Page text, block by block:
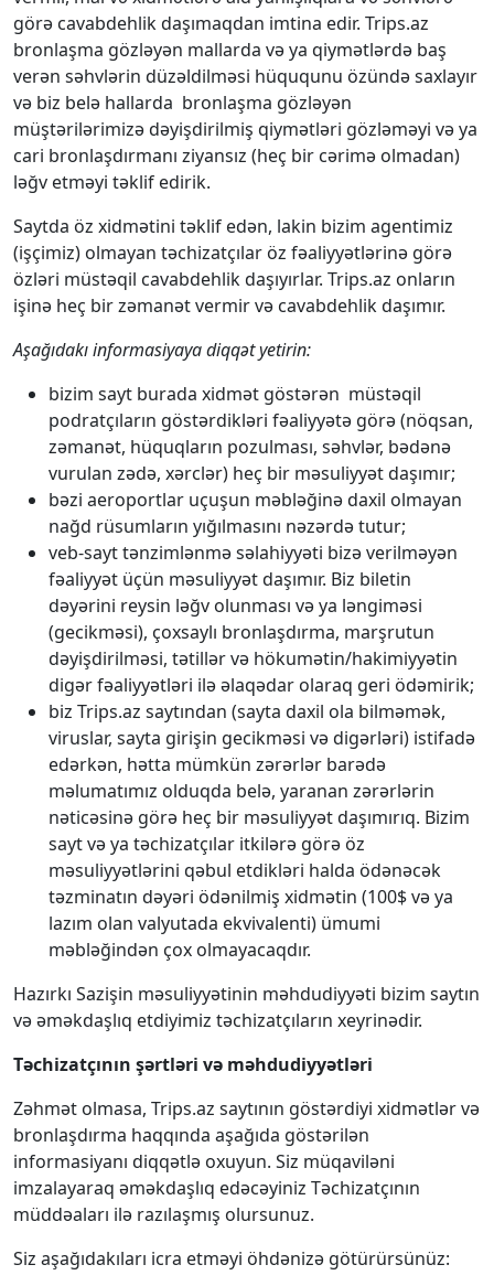
görə cavabdehlik daşımaqdan imtina edir. Trips.az
bronlaşma gözləyən mallarda və ya qiymətlərdə baş
verən səhvlərin düzəldilməsi hüququnu özündə saxlayır
və biz belə hallarda bronlaşma gözləyən
müştərilərimizə dəyişdirilmiş qiymətləri gözləməyi və ya
cari bronlaşdırmanı ziyansız (heç bir cərimə olmadan)
ləğv etməyi təklif edirik.
Saytda öz xidmətini təklif edən, lakin bizim agentimiz
(işçimiz) olmayan təchizatçılar öz fəaliyyətlərinə görə
özləri müstəqil cavabdehlik daşıyırlar. Trips.az onların
işinə heç bir zəmanət vermir və cavabdehlik daşımır.
Aşağıdakı informasiyaya diqqət yetirin:
bizim sayt burada xidmət göstərən müstəqil
podratçıların göstərdikləri fəaliyyətə görə (nöqsan,
zəmanət, hüquqların pozulması, səhvlər, bədənə
vurulan zədə, xərclər) heç bir məsuliyyət daşımır;
bəzi aeroportlar uçuşun məbləğinə daxil olmayan
nağd rüsumların yığılmasını nəzərdə tutur;
veb-sayt tənzimlənmə səlahiyyəti bizə verilməyən
fəaliyyət üçün məsuliyyət daşımır. Biz biletin
dəyərini reysin ləğv olunması və ya ləngiməsi
(gecikməsi), çoxsaylı bronlaşdırma, marşrutun
dəyişdirilməsi, tətillər və hökumətin/hakimiyyətin
digər fəaliyyətləri ilə əlaqədar olaraq geri ödəmirik;
biz Trips.az saytından (sayta daxil ola bilməmək,
viruslar, sayta girişin gecikməsi və digərləri) istifadə
edərkən, hətta mümkün zərərlər barədə
məlumatımız olduqda belə, yaranan zərərlərin
nəticəsinə görə heç bir məsuliyyət daşımırıq. Bizim
sayt və ya təchizatçılar itkilərə görə öz
məsuliyyətlərini qəbul etdikləri halda ödənəcək
təzminatın dəyəri ödənilmiş xidmətin (100$ və ya
lazım olan valyutada ekvivalenti) ümumi
məbləğindən çox olmayacaqdır.
Hazırkı Sazişin məsuliyyətinin məhdudiyyəti bizim saytın
və əməkdaşlıq etdiyimiz təchizatçıların xeyrinədir.
Təchizatçının şərtləri və məhdudiyyətləri
Zəhmət olmasa, Trips.az saytının göstərdiyi xidmətlər və
bronlaşdırma haqqında aşağıda göstərilən
informasiyanı diqqətlə oxuyun. Siz müqaviləni
imzalayaraq əməkdaşlıq edəcəyiniz Təchizatçının
müddəaları ilə razılaşmış olursunuz.
Siz aşağıdakıları icra etməyi öhdənizə götürürsünüz: